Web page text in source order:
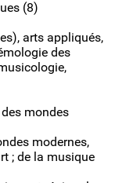
(8)
arts appliqués,
des
mondes
modernes,
; de la musique